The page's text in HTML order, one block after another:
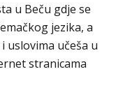
u Beču gdje se
jezika, a
uslovima učeša u
stranicama